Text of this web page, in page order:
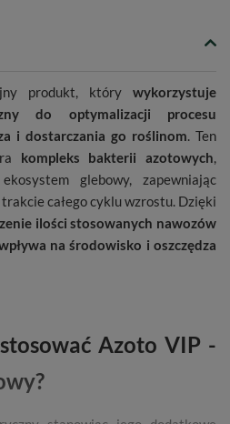
produkt, który wykorzystuje
do optymalizacji procesu
i dostarczania go roślinom. Ten
kompleks bakterii azotowych,
glebowy, zapewniając
całego cyklu wzrostu. Dzięki
ilości stosowanych nawozów
na środowisko i oszczędza
Azoto VIP -